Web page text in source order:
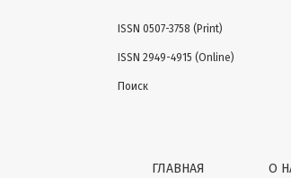
Вехи развития
ГЛАВНАЯ О
ISSN 0507-3758 (Print)
ISSN 2949-4915 (Online)
Поиск